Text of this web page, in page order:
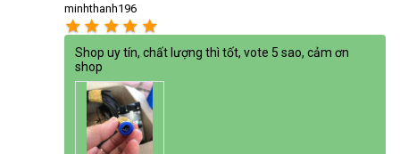
minhthanh196
star star star star star
Shop uy tín, chất lượng thì tốt, vote 5 sao, cảm ơn
shop